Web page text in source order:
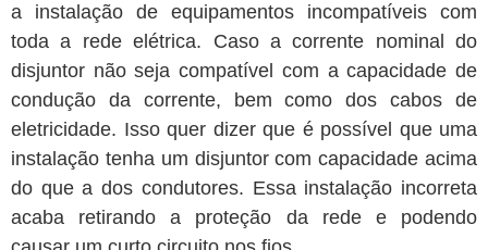
a instalação de equipamentos incompatíveis com
toda a rede elétrica. Caso a corrente nominal do
disjuntor não seja compatível com a capacidade de
condução da corrente, bem como dos cabos de
eletricidade. Isso quer dizer que é possível que uma
instalação tenha um disjuntor com capacidade acima
do que a dos condutores. Essa instalação incorreta
acaba retirando a proteção da rede e podendo